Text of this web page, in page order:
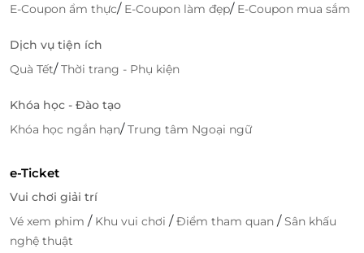
TUKIGROUP với đội ngũ giảng viên giàu kinh
nghiệm, năng động, nhiệt tình giúp bạn có thể nắm
việc mang đến thành công nhất định.
E-Coupon ẩm thực/ E-Coupon làm đẹp/ E-Coupon mua sắm
Dịch vụ tiện ích
Quà Tết/Thời trang - Phụ kiện
Khóa học - Đào tạo
Khóa học ngắn hạn/Trung tâm Ngoại ngữ
e-Ticket
Vui chơi giải trí
Vé xem phim / Khu vui chơi /Điểm tham quan /Sân khấu
nghệ thuật